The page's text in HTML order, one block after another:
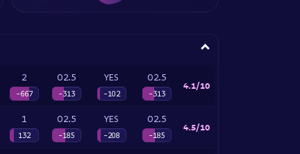
2
-667
O2.5
-313
YES
-102
O2.5
-313
4.1/10
1
132
O2.5
-185
YES
-208
O2.5
-185
4.5/10